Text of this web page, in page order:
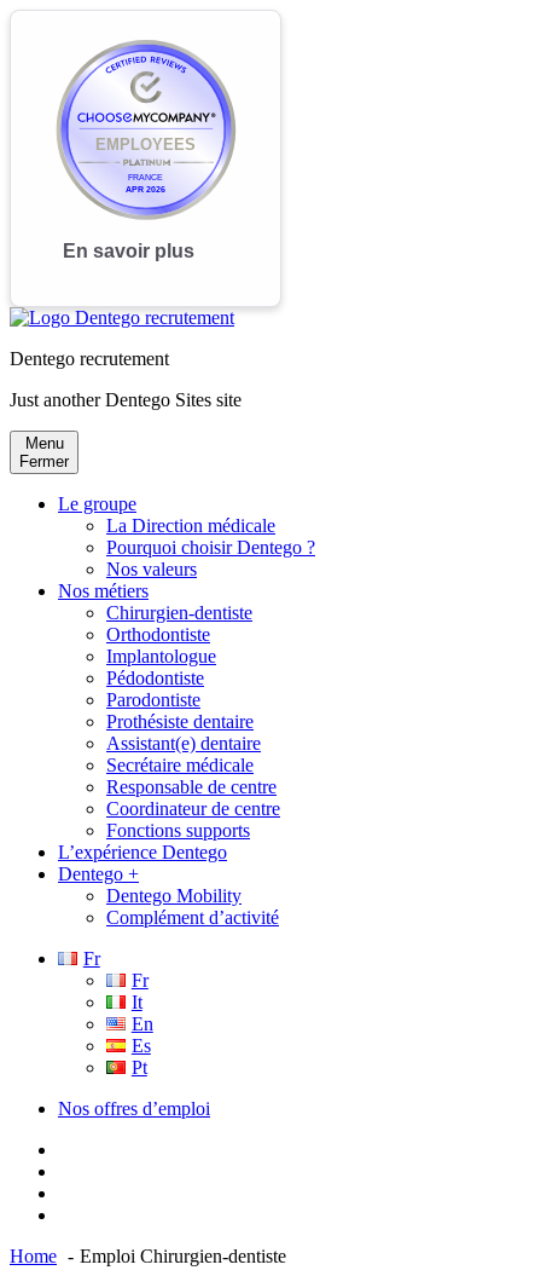
Dentego recrutement
Just another Dentego Sites site
Menu
Fermer
Le groupe
La Direction médicale
Pourquoi choisir Dentego ?
Nos valeurs
Nos métiers
Chirurgien-dentiste
Orthodontiste
Implantologue
Pédodontiste
Parodontiste
Prothésiste dentaire
Assistant(e) dentaire
Secrétaire médicale
Responsable de centre
Coordinateur de centre
Fonctions supports
L’expérience Dentego
Dentego +
Dentego Mobility
Complément d’activité
Fr
Fr
It
En
Es
Pt
Nos offres d’emploi
Home Emploi Chirurgien-dentiste